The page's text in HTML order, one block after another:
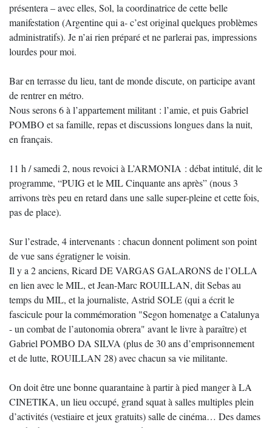
présentera – avec elles, Sol, la coordinatrice de cette belle
manifestation (Argentine qui a- c’est original quelques problèmes
administratifs). Je n’ai rien préparé et ne parlerai pas, impressions
lourdes pour moi.
Bar en terrasse du lieu, tant de monde discute, on participe avant
de rentrer en métro.
Nous serons 6 à l’appartement militant : l’amie, et puis Gabriel
POMBO et sa famille, repas et discussions longues dans la nuit,
en français.
11 h / samedi 2, nous revoici à L’ARMONIA : débat intitulé, dit le
programme, “PUIG et le MIL Cinquante ans après” (nous 3
arrivons très peu en retard dans une salle super-pleine et cette fois,
pas de place).
Sur l’estrade, 4 intervenants : chacun donnent poliment son point
de vue sans égratigner le voisin.
Il y a 2 anciens, Ricard DE VARGAS GALARONS de l’OLLA
en lien avec le MIL, et Jean-Marc ROUILLAN, dit Sebas au
temps du MIL, et la journaliste, Astrid SOLE (qui a écrit le
fascicule pour la commémoration "Segon homenatge a Catalunya
- un combat de l’autonomia obrera" avant le livre à paraître) et
Gabriel POMBO DA SILVA (plus de 30 ans d’emprisonnement
et de lutte, ROUILLAN 28) avec chacun sa vie militante.
On doit être une bonne quarantaine à partir à pied manger à LA
CINETIKA, un lieu occupé, grand squat à salles multiples plein
d’activités (vestiaire et jeux gratuits) salle de cinéma… Des dames